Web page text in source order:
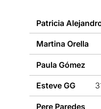
Patricia
Martina Orella
Paula Gómez
Esteve GG
Pere Paredes